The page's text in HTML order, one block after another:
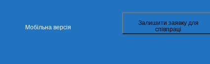
Мобільна версія
Залишити заявку для
співпраці